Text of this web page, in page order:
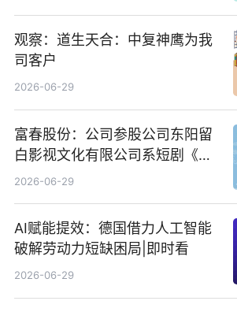
观察：道生天合：中复神鹰为我
司客户
2026-06-29
富春股份：公司参股公司东阳留
白影视文化有限公司系短剧《风
声之双生谜局》的出品方 热门看
2026-06-29
AI赋能提效：德国借力人工智能
破解劳动力短缺困局|即时看
2026-06-29